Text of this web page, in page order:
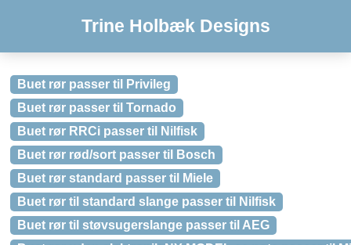
Trine Holbæk Designs
Buet rør passer til Privileg
Buet rør passer til Tornado
Buet rør RRCi passer til Nilfisk
Buet rør rød/sort passer til Bosch
Buet rør standard passer til Miele
Buet rør til standard slange passer til Nilfisk
Buet rør til støvsugerslange passer til AEG